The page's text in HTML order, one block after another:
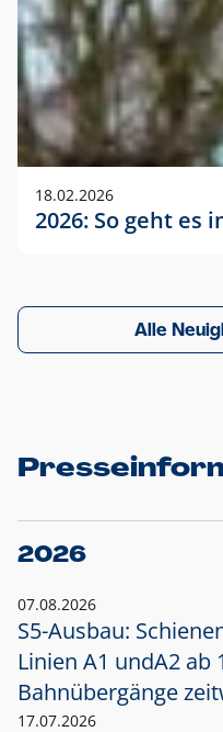
18.02.2026
2026: So geht es
Alle
2026
07.08.2026
S5-Ausbau:
Linien A1 undA2 ab
Bahnübergänge
17.07.2026